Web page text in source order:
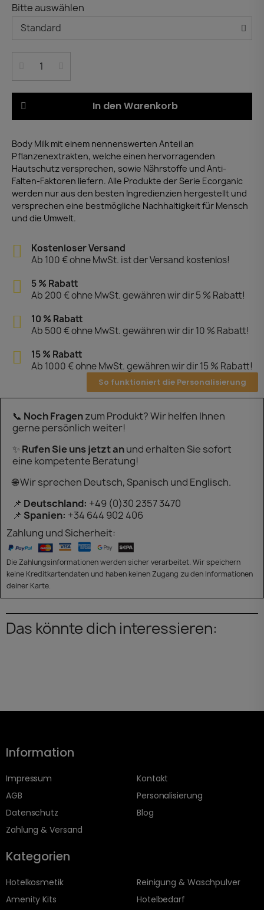
Bitte auswählen
In den Warenkorb
Body Milk mit einem nennenswerten Anteil an
Pflanzenextrakten, welche einen hervorragenden
Hautschutz versprechen, sowie Nährstoffe und Anti-
Falten-Faktoren liefern. Alle Produkte der Serie Ecorganic
werden nur aus den besten Ingredienzien hergestellt und
versprechen eine bestmögliche Nachhaltigkeit für Mensch
und die Umwelt.
Kostenloser Versand
Ab 100 € ohne MwSt. ist der Versand kostenlos!
5 % Rabatt
Ab 200 € ohne MwSt. gewähren wir dir 5 % Rabatt!
10 % Rabatt
Ab 500 € ohne MwSt. gewähren wir dir 10 % Rabatt!
15 % Rabatt
Ab 1000 € ohne MwSt. gewähren wir dir 15 % Rabatt!
So funktioniert die Personalisierung
📞 Noch Fragenzum Produkt? Wir helfen Ihnen
gerne persönlich weiter!
✨ Rufen Sie uns jetzt anund erhalten Sie sofort
eine kompetente Beratung!
🌐 Wir sprechen Deutsch, Spanisch und Englisch.
📌 Deutschland: +49 (0)30 2357 3470
📌 Spanien: +34 644 902 406
Zahlung und Sicherheit:
Die Zahlungsinformationen werden sicher verarbeitet. Wir speichern
keine Kreditkartendaten und haben keinen Zugang zu den Informationen
deiner Karte.
Das könnte dich interessieren:
Information
Impressum
AGB
Datenschutz
Zahlung & Versand
Kontakt
Personalisierung
Blog
Kategorien
Hotelkosmetik
Amenity Kits
Reinigung & Waschpulver
Hotelbedarf